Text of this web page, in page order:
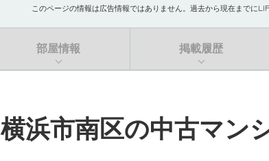
このページの情報は広告情報ではありません。過去から現在まで
部屋情報 掲載履歴
横浜市南区の中古マン